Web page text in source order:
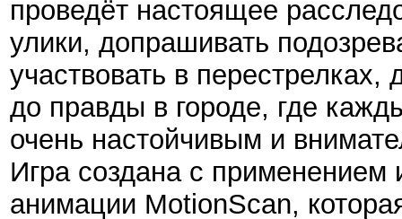
проведёт настоящее
улики, допрашивать
участвовать в
до правды в городе, где
очень настойчивым и
Игра создана с применением
анимации MotionScan,